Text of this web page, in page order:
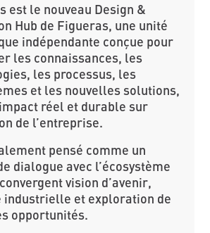
est le nouveau Design &
Hub de Figueras, une unité
indépendante conçue pour
les connaissances, les
les processus, les
et les nouvelles solutions,
réel et durable sur
de l’entreprise.
pensé comme un
dialogue avec l’écosystème
vision d’avenir,
industrielle et exploration de
opportunités.